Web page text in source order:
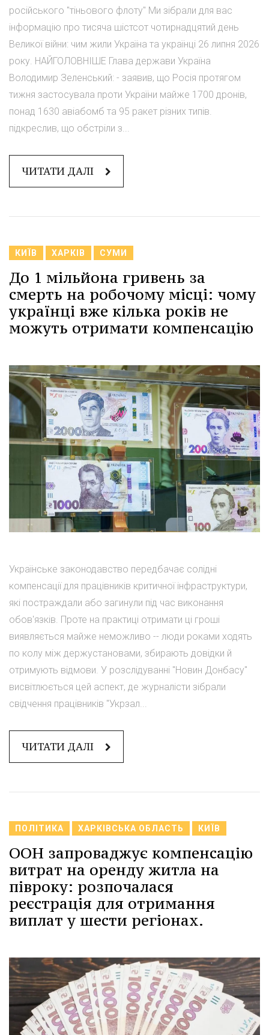
російського "тіньового флоту" Ми зібрали для вас
інформацію про тисяча шістсот чотирнадцятий день
Великої війни: чим жили Україна та українці 26 липня 2026
року. НАЙГОЛОВНІШЕ Глава держави Україна
Володимир Зеленський: - заявив, що Росія протягом
тижня застосувала проти України майже 1700 дронів,
понад 1630 авіабомб та 95 ракет різних типів.
підкреслив, що обстріли з...
ЧИТАТИ ДАЛІ
КИЇВ ХАРКІВ СУМИ
До 1 мільйона гривень за
смерть на робочому місці: чому
українці вже кілька років не
можуть отримати компенсацію
Українське законодавство передбачає солідні
компенсації для працівників критичної інфраструктури,
які постраждали або загинули під час виконання
обов'язків. Проте на практиці отримати ці гроші
виявляється майже неможливо -- люди роками ходять
по колу між держустановами, збирають довідки й
отримують відмови. У розслідуванні "Новин Донбасу"
висвітлюється цей аспект, де журналісти зібрали
свідчення працівників "Укрзал...
ЧИТАТИ ДАЛІ
ПОЛІТИКА ХАРКІВСЬКА ОБЛАСТЬ КИЇВ
ООН запроваджує компенсацію
витрат на оренду житла на
півроку: розпочалася
реєстрація для отримання
виплат у шести регіонах.